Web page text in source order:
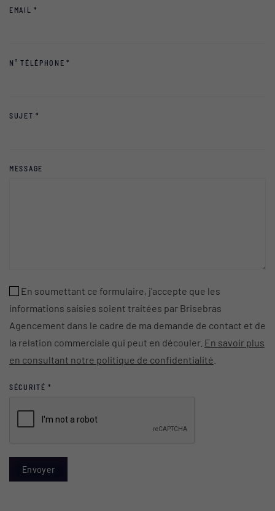
EMAIL *
N° TÉLÉPHONE *
SUJET *
MESSAGE
En soumettant ce formulaire, j'accepte que les
informations saisies soient traitées par Brisebras
Agencement dans le cadre de ma demande de contact et de
la relation commerciale qui peut en découler. En savoir plus
en consultant notre politique de confidentialité
SÉCURITÉ *
Envoyer